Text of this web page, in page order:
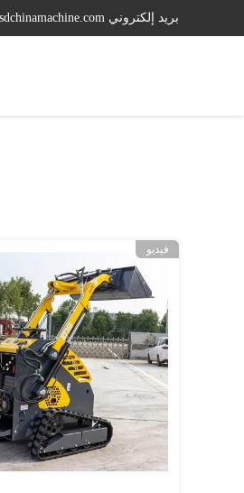
بريد إلكتروني website@sdchinamachine.com
فيديو